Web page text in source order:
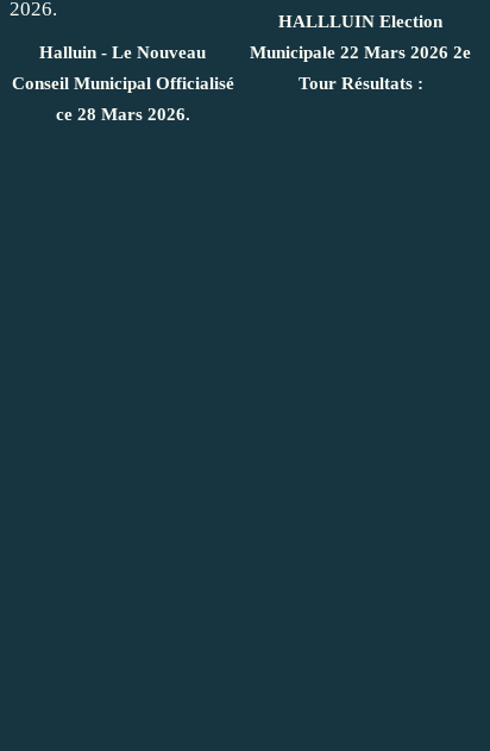
Halluin - Le Nouveau
Conseil Municipal Officialisé
ce 28 Mars 2026.
HALLLUIN Election
Municipale 22 Mars 2026 2e
Tour Résultats :